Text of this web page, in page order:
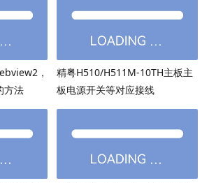
，
方法
精粤H510/H511M-10TH主板主
板电源开关等对应接线